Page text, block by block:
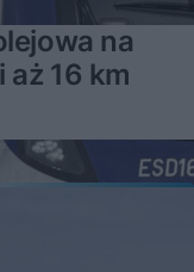
na
aż 16 km